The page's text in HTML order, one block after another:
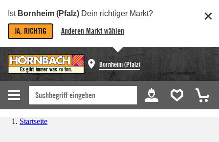
Ist Bornheim (Pfalz) Dein richtiger Markt?
JA, RICHTIG Anderen Markt wählen
Bornheim (Pfalz)
Startseite